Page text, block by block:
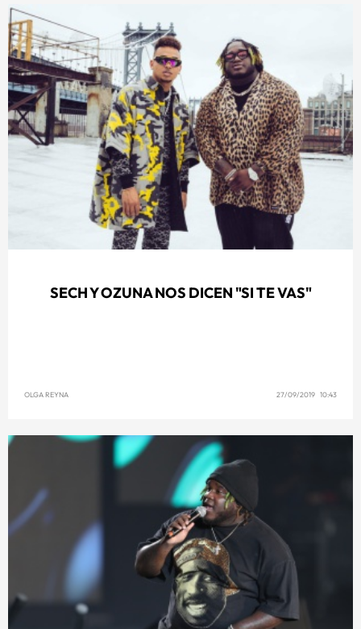
SECH Y OZUNA NOS DICEN "SI TE VAS"
OLGA REYNA 27/09/2019 10:43